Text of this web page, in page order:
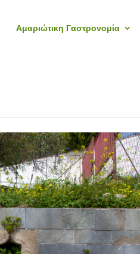
Αμαριώτικη Γαστρονομία